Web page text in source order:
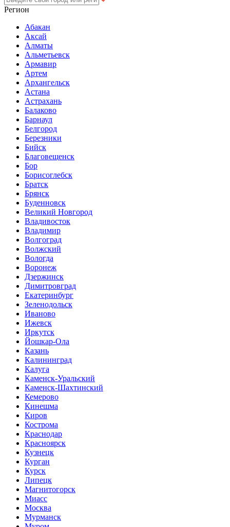
Регион
Абакан
Аксай
Алматы
Альметьевск
Армавир
Артем
Архангельск
Астана
Астрахань
Балаково
Барнаул
Белгород
Березники
Бийск
Благовещенск
Бор
Борисоглебск
Братск
Брянск
Буденновск
Великий Новгород
Владивосток
Владимир
Волгоград
Волжский
Вологда
Воронеж
Дзержинск
Димитровград
Екатеринбург
Зеленодольск
Иваново
Ижевск
Иркутск
Йошкар-Ола
Казань
Калининград
Калуга
Каменск-Уральский
Каменск-Шахтинский
Кемерово
Кинешма
Киров
Кострома
Краснодар
Красноярск
Кузнецк
Курган
Курск
Липецк
Магнитогорск
Миасс
Москва
Мурманск